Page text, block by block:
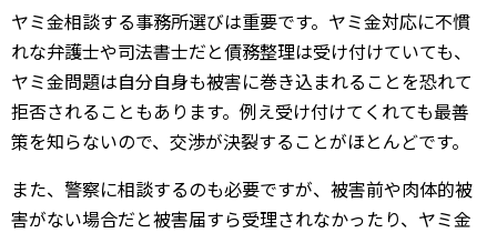
ヤミ金相談する事務所選びは重要です。ヤミ金対応に不慣
れな弁護士や司法書士だと債務整理は受け付けていても、
ヤミ金問題は自分自身も被害に巻き込まれることを恐れて
拒否されることもあります。例え受け付けてくれても最善
策を知らないので、交渉が決裂することがほとんどです。
また、警察に相談するのも必要ですが、被害前や肉体的被
害がない場合だと被害届すら受理されなかったり、ヤミ金